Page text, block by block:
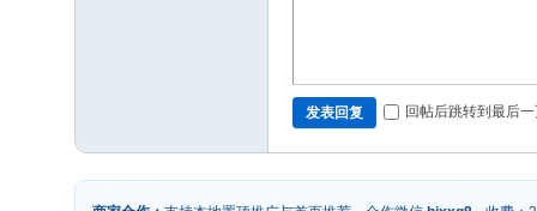
发表回复 回帖后跳转到最后